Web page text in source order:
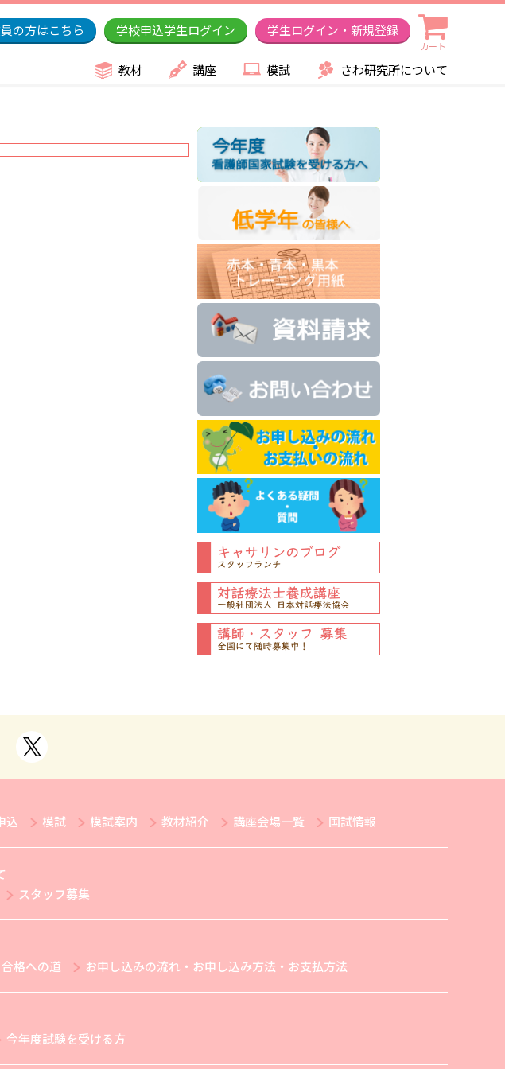
の方はこちら 学校申込学生ログイン 学生ログイン・新規登録
カート
教材 講座 模試 さわ研究所について
込 模試 模試案内 教材紹介 講座会場一覧 国試情報
スタッフ募集
格への道
お申し込みの流れ・お申し込み方法・お支払方法
今年度試験を受ける方